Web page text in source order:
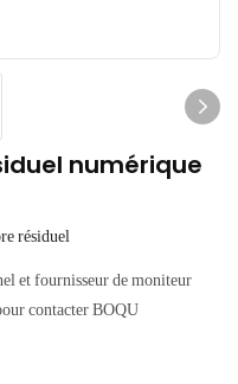
numérique
résiduel
et fournisseur de moniteur
contacter BOQU